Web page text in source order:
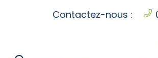
Contactez-nous :